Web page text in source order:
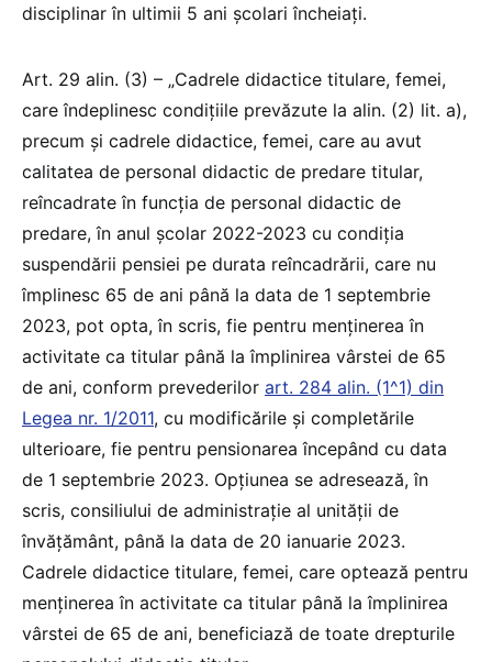
disciplinar în ultimii 5 ani școlari încheiați.
Art. 29 alin. (3) – „Cadrele didactice titulare, femei,
care îndeplinesc condițiile prevăzute la alin. (2) lit. a),
precum și cadrele didactice, femei, care au avut
calitatea de personal didactic de predare titular,
reîncadrate în funcția de personal didactic de
predare, în anul școlar 2022-2023 cu condiția
suspendării pensiei pe durata reîncadrării, care nu
împlinesc 65 de ani până la data de 1 septembrie
2023, pot opta, în scris, fie pentru menținerea în
activitate ca titular până la împlinirea vârstei de 65
de ani, conform prevederilor art. 284 alin. (1^1) din
Legea nr. 1/2011, cu modificările și completările
ulterioare, fie pentru pensionarea începând cu data
de 1 septembrie 2023. Opțiunea se adresează, în
scris, consiliului de administrație al unității de
învățământ, până la data de 20 ianuarie 2023.
Cadrele didactice titulare, femei, care optează pentru
menținerea în activitate ca titular până la împlinirea
vârstei de 65 de ani, beneficiază de toate drepturile